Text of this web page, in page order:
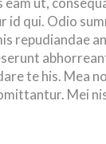
id qui. Odio
repudiandae
te his. Mea
Mei